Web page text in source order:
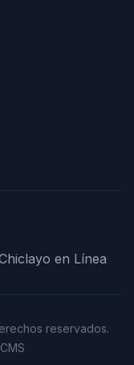
en Línea
reservados.